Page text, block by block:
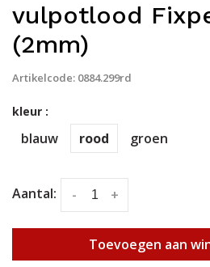
vulpotlood
(2mm)
Artikelcode: 0884.299rd
kleur :
blauw rood groen
Aantal: +
-
Toevoegen aan